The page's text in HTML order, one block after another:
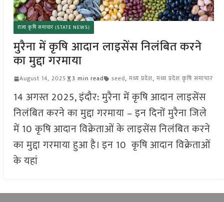
राज्य कृषि समाचार (STATE NEWS)
मुरैना में कृषि आदान लाइसेंस निलंबित करने
का मुद्दा गरमाया
August 14, 2025 3 min read seed, मध्य प्रदेश, मध्य प्रदेश कृषि समाचार
14 अगस्त 2025, इंदौर: मुरैना में कृषि आदान लाइसेंस
निलंबित करने का मुद्दा गरमाया – इन दिनों मुरैना जिले
में 10 कृषि आदान विक्रेताओं के लाइसेंस निलंबित करने
का मुद्दा गरमाया हुआ है। इन 10 कृषि आदान विक्रेताओं
के यहां